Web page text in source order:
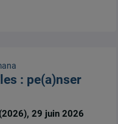
: pe(a)nser
29 juin 2026